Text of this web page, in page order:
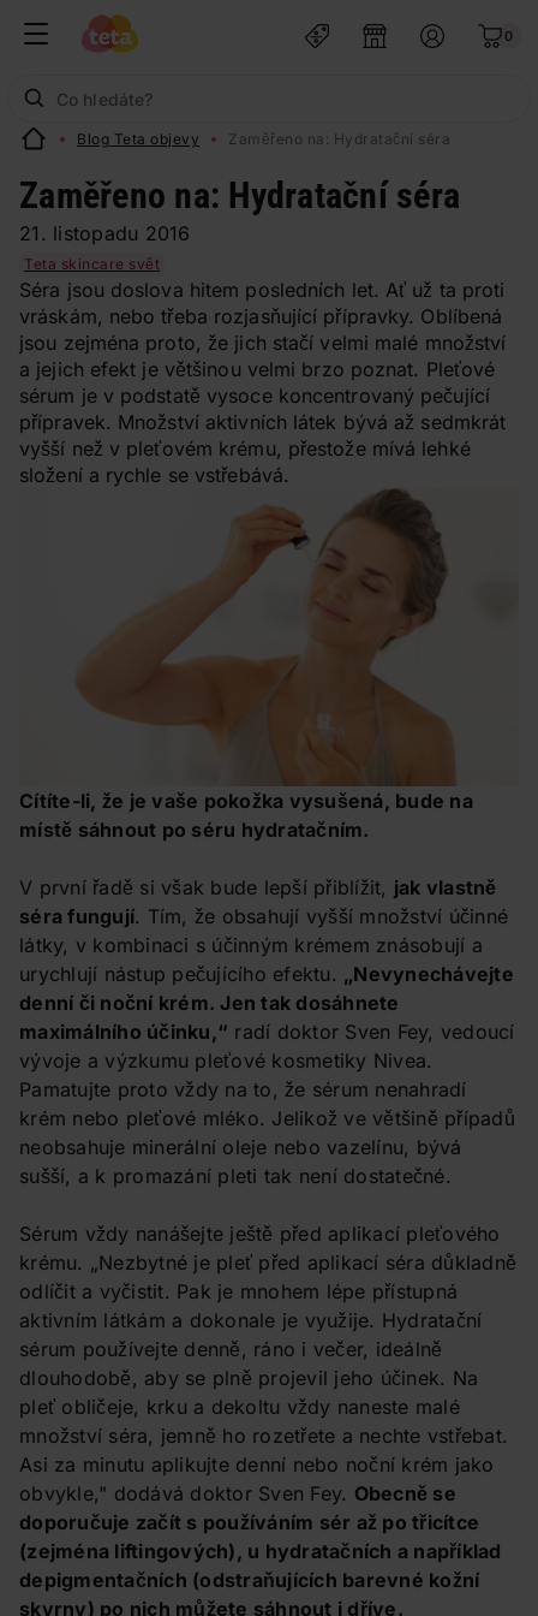
0
Blog Teta objevy Zaměřeno na: Hydratační séra
Zaměřeno na: Hydratační séra
21. listopadu 2016
Teta skincare svět
Séra jsou doslova hitem posledních let. Ať už ta proti
vráskám, nebo třeba rozjasňující přípravky. Oblíbená
jsou zejména proto, že jich stačí velmi malé množství
a jejich efekt je většinou velmi brzo poznat. Pleťové
sérum je v podstatě vysoce koncentrovaný pečující
přípravek. Množství aktivních látek bývá až sedmkrát
vyšší než v pleťovém krému, přestože mívá lehké
složení a rychle se vstřebává.
Cítíte-li, že je vaše pokožka vysušená, bude na
místě sáhnout po séru hydratačním.
V první řadě si však bude lepší přiblížit, jak vlastně
séra fungují. Tím, že obsahují vyšší množství účinné
látky, v kombinaci s účinným krémem znásobují a
urychlují nástup pečujícího efektu. „Nevynechávejte
denní či noční krém. Jen tak dosáhnete
maximálního účinku,“ radí doktor Sven Fey, vedoucí
vývoje a výzkumu pleťové kosmetiky Nivea.
Pamatujte proto vždy na to, že sérum nenahradí
krém nebo pleťové mléko. Jelikož ve většině případů
neobsahuje minerální oleje nebo vazelínu, bývá
sušší, a k promazání pleti tak není dostatečné.
Sérum vždy nanášejte ještě před aplikací pleťového
krému. „Nezbytné je pleť před aplikací séra důkladně
odlíčit a vyčistit. Pak je mnohem lépe přístupná
aktivním látkám a dokonale je využije. Hydratační
sérum používejte denně, ráno i večer, ideálně
dlouhodobě, aby se plně projevil jeho účinek. Na
pleť obličeje, krku a dekoltu vždy naneste malé
množství séra, jemně ho rozetřete a nechte vstřebat.
Asi za minutu aplikujte denní nebo noční krém jako
obvykle," dodává doktor Sven Fey. Obecně se
doporučuje začít s používáním sér až po třicítce
(zejména liftingových), u hydratačních a například
depigmentačních (odstraňujících barevné kožní
skvrny) po nich můžete sáhnout i dříve.